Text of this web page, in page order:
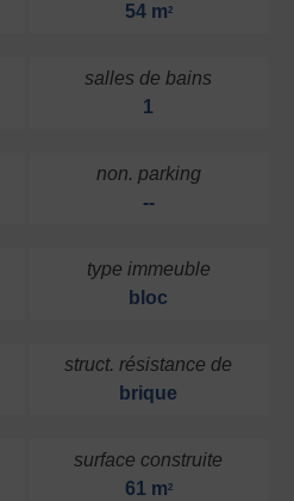
54 m2
salles de bains
1
non. parking
--
type immeuble
bloc
struct. résistance de
brique
surface construite
61 m2